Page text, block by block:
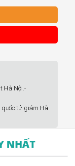
Hà Nội.-
quốc tử giám Hà
NHẤT